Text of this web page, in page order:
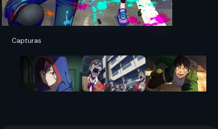
Capturas